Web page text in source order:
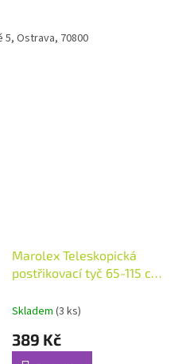
5, Ostrava, 70800
Marolex Teleskopická
postřikovací tyč 65-115 cm
Skladem (3 ks)
389 Kč